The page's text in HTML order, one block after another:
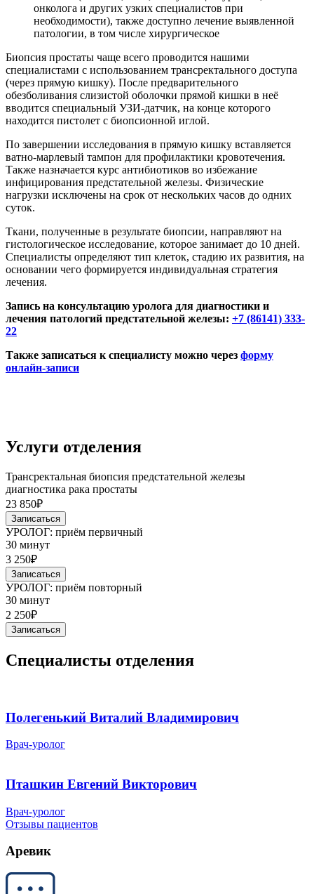
онколога и других узких специалистов при
необходимости), также доступно лечение выявленной
патологии, в том числе хирургическое
Биопсия простаты чаще всего проводится нашими
специалистами с использованием трансректального доступа
(через прямую кишку). После предварительного
обезболивания слизистой оболочки прямой кишки в неё
вводится специальный УЗИ-датчик, на конце которого
находится пистолет с биопсионной иглой.
По завершении исследования в прямую кишку вставляется
ватно-марлевый тампон для профилактики кровотечения.
Также назначается курс антибиотиков во избежание
инфицирования предстательной железы. Физические
нагрузки исключены на срок от нескольких часов до одних
суток.
Ткани, полученные в результате биопсии, направляют на
гистологическое исследование, которое занимает до 10 дней.
Специалисты определяют тип клеток, стадию их развития, на
основании чего формируется индивидуальная стратегия
лечения.
Запись на консультацию уролога для диагностики и
лечения патологий предстательной железы: +7 (86141) 333-
22
Также записаться к специалисту можно через форму
онлайн-записи
Услуги отделения
Трансректальная биопсия предстательной железы
диагностика рака простаты
23 850₽
Записаться
УРОЛОГ: приём первичный
30 минут
3 250₽
Записаться
УРОЛОГ: приём повторный
30 минут
2 250₽
Записаться
Специалисты отделения
Полегенький Виталий Владимирович
Врач-уролог
Пташкин Евгений Викторович
Врач-уролог
Отзывы пациентов
Аревик